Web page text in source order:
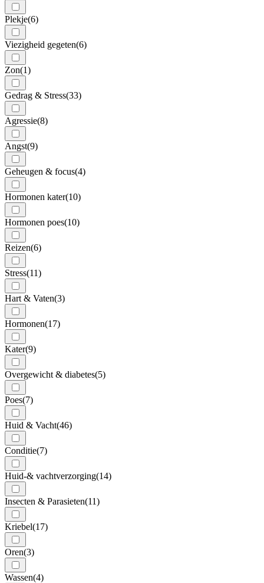
Plekje(6)
Viezigheid gegeten(6)
Zon(1)
Gedrag & Stress(33)
Agressie(8)
Angst(9)
Geheugen & focus(4)
Hormonen kater(10)
Hormonen poes(10)
Reizen(6)
Stress(11)
Hart & Vaten(3)
Hormonen(17)
Kater(9)
Overgewicht & diabetes(5)
Poes(7)
Huid & Vacht(46)
Conditie(7)
Huid-& vachtverzorging(14)
Insecten & Parasieten(11)
Kriebel(17)
Oren(3)
Wassen(4)